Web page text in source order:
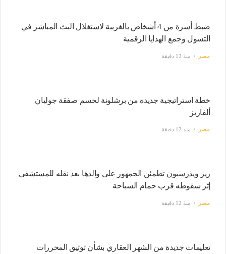
ضبط أسرة من 4 أشخاص بالغربية لاستغلال البث المباشر في
التسول وجمع الهدايا الرقمية
مصر منذ 12 دقيقة
خطة استراتيجية جديدة من برشلونة لحسم صفقة جوليان
ألفاريز
مصر منذ 12 دقيقة
ريز ويذرسبون تطمئن الجمهور على والدها بعد نقله للمستشفى
إثر سقوطه قرب حمام السباحة
مصر منذ 12 دقيقة
تعليمات جديدة من الشهر العقاري بشأن توثيق المحررات